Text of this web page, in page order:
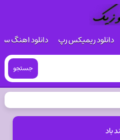
دانلود ریمیکس رپ دانلود اهنگ
جستجو
باد